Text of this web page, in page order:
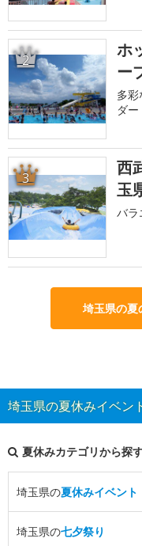
2
ホ
ー
多
ダー
3
西
玉
バラ
埼玉県の夏
埼玉県の夏休みイベン
夏休みカテゴリから探
埼玉県の夏休みイベント
埼玉県の七夕祭り